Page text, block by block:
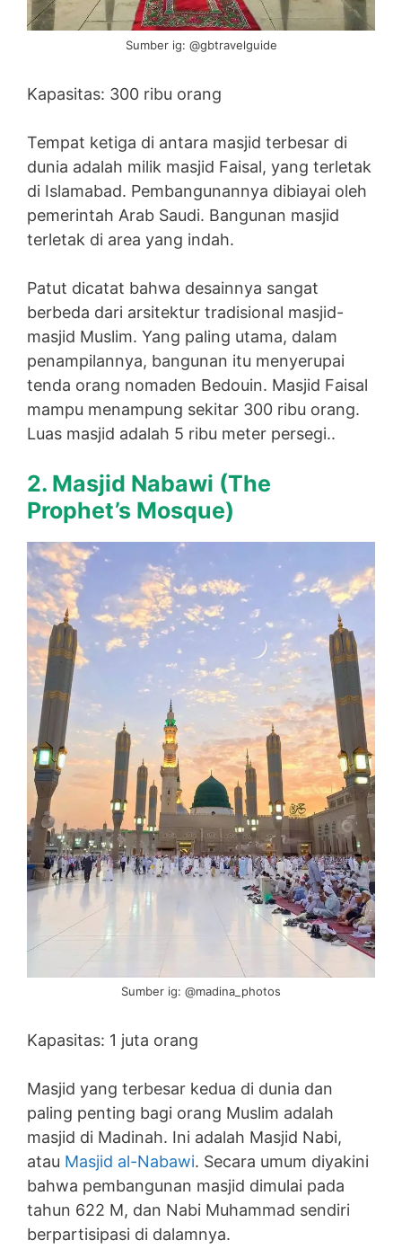
Sumber ig: @gbtravelguide
Kapasitas: 300 ribu orang
Tempat ketiga di antara masjid terbesar di
dunia adalah milik masjid Faisal, yang terletak
di Islamabad. Pembangunannya dibiayai oleh
pemerintah Arab Saudi. Bangunan masjid
terletak di area yang indah.
Patut dicatat bahwa desainnya sangat
berbeda dari arsitektur tradisional masjid-
masjid Muslim. Yang paling utama, dalam
penampilannya, bangunan itu menyerupai
tenda orang nomaden Bedouin. Masjid Faisal
mampu menampung sekitar 300 ribu orang.
Luas masjid adalah 5 ribu meter persegi..
2. Masjid Nabawi (The
Prophet’s Mosque)
Sumber ig: @madina_photos
Kapasitas: 1 juta orang
Masjid yang terbesar kedua di dunia dan
paling penting bagi orang Muslim adalah
masjid di Madinah. Ini adalah Masjid Nabi,
atau Masjid al-Nabawi. Secara umum diyakini
bahwa pembangunan masjid dimulai pada
tahun 622 M, dan Nabi Muhammad sendiri
berpartisipasi di dalamnya.